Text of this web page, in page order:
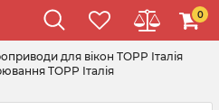
0
для вікон TOPP Італія
TOPP Італія